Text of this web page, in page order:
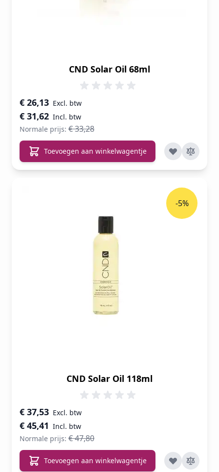
CND Solar Oil 68ml
Speciale prijs
€ 31,62
€ 26,13
Normale prijs: € 33,28
Toevoegen aan winkelwagentje
CND Solar Oil 118ml
Speciale prijs
€ 45,41
€ 37,53
Normale prijs: € 47,80
-5%
Toevoegen aan winkelwagentje